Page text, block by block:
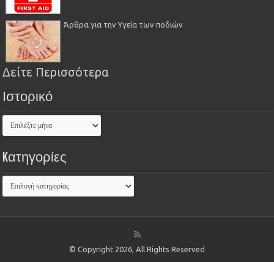
Άρθρα για την Υγεία των ποδιών
Δείτε Περισσότερα
Ιστορικό
Kατηγορίες
© Copyright 2026, All Rights Reserved